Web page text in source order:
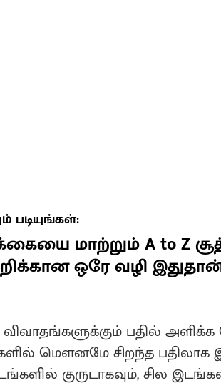
படியுங்கள்:
மாற்றும் A to Z
ஒரே வழி
பதில்
மௌனமே சிறந்த பதிலாக
குருடாகவும், சில